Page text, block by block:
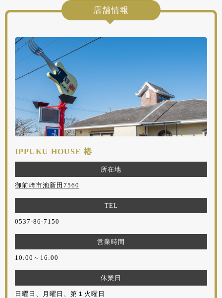
店舗情報
IPPUKU HOUSE 椿
所在地
御前崎市池新田7560
TEL
0537-86-7150
営業時間
10:00～16:00
休業日
日曜日、月曜日、第１火曜日